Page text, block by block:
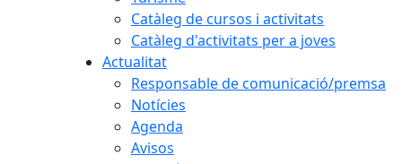
Catàleg de cursos i activitats
Catàleg d'activitats per a joves
Actualitat
Responsable de comunicació/premsa
Notícies
Agenda
Avisos